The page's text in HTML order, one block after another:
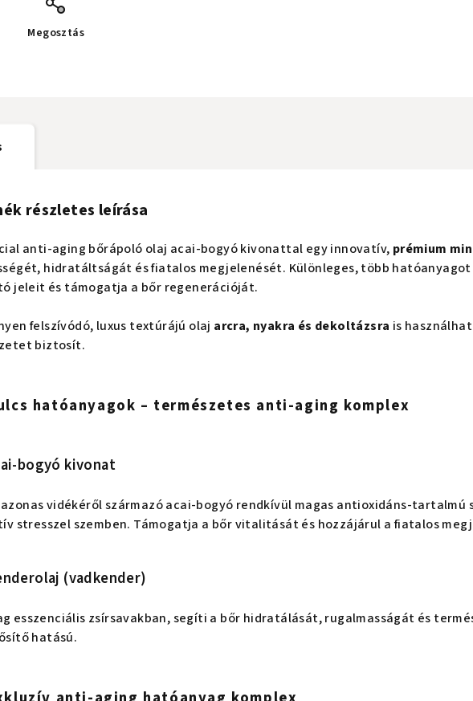
Megosztás
részletes leírása
anti-aging bőrápoló olaj acai-bogyó kivonattal egy innovatív, prémium
hidratáltságát és fiatalos megjelenését. Különleges, több
jeleit és támogatja a bőr regenerációját.
felszívódó, luxus textúrájú olaj arcra, nyakra és dekoltázsra is
biztosít.
hatóanyagok – természetes anti-aging komplex
bogyó kivonat
vidékéről származó acai-bogyó rendkívül magas antioxidáns-
stresszel szemben. Támogatja a bőr vitalitását és hozzájárul a fiatalos
(vadkender)
esszenciális zsírsavakban, segíti a bőr hidratálását, rugalmasságát és
hatású.